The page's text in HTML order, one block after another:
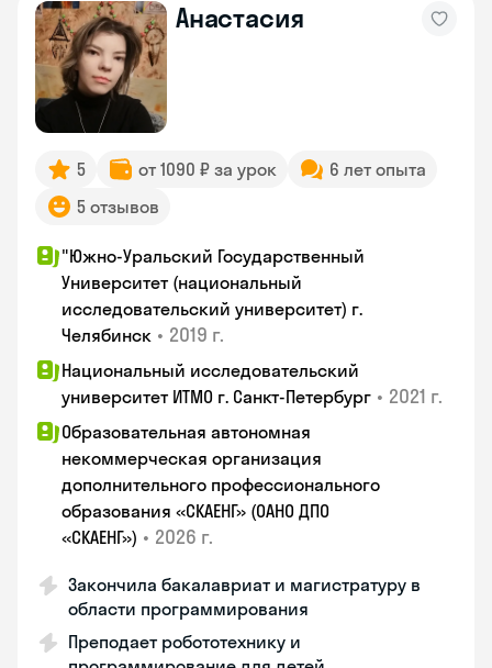
Анастасия
5 от 1090 ₽ за урок
6 лет опыта
5 отзывов
"Южно-Уральский Государственный
Университет (национальный
исследовательский университет) г.
Челябинск • 2019 г.
Национальный исследовательский
университет ИТМО г. Санкт-Петербург • 2021 г.
Образовательная автономная
некоммерческая организация
дополнительного профессионального
образования «СКАЕНГ» (ОАНО ДПО
«СКАЕНГ») • 2026 г.
Закончила бакалавриат и магистратуру в
области программирования
Преподает робототехнику и